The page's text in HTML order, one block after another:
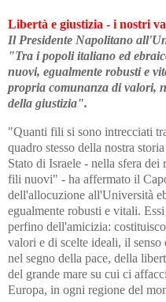
Libertà e giustizia - i nostri
Il Presidente Napolitano
"Tra i popoli italiano ed
nuovi, egualmente robusti e
propria comunanza di valori,
della giustizia".
"Quanti fili si sono intrecciati
quadro stesso della nostra
Stato di Israele - nella sfera
fili nuovi" - ha affermato il
dell'allocuzione all'Università
egualmente robusti e vitali.
perfino dell'amicizia:
valori e di scelte ideali, il
nel segno della pace, della
del grande mare su cui ci
Europa, in ogni regione del